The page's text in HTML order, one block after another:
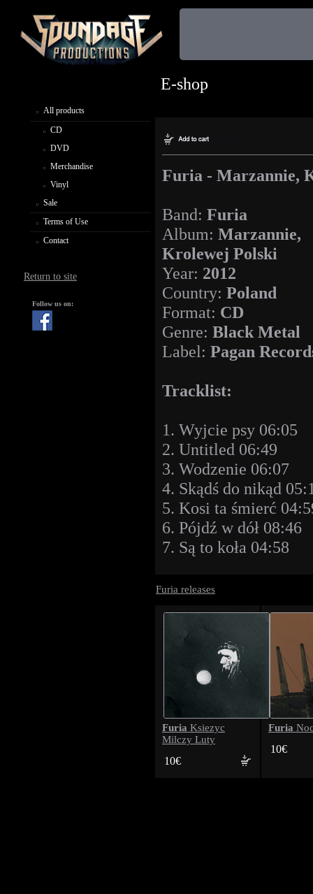
All products
CD
DVD
Merchandise
Vinyl
Sale
Terms of Use
Contact
Return to site
Follow us on:
E-shop
Furia - Marzannie,
Band: Furia
Album: Marzannie,
Krolewej Polski
Year: 2012
Country: Poland
Format: CD
Genre: Black Metal
Label: Pagan
Tracklist:
1. Wyjcie psy 06:05
2. Untitled 06:49
3. Wodzenie 06:07
4. Skądś do nikąd
5. Kosi ta śmierć
6. Pójdź w dół 08:46
7. Są to koła 04:58
Furia releases
Furia Ksiezyc
Milczy Luty
10€
Furia
10€